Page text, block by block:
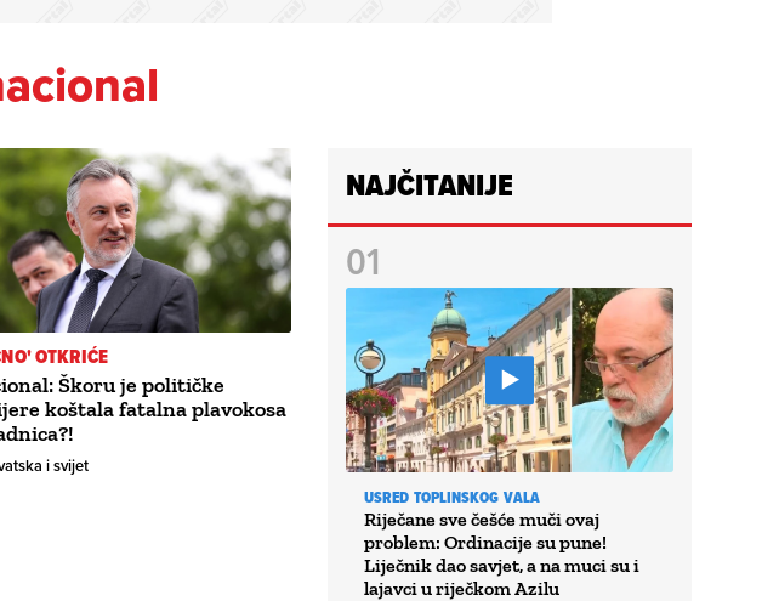
OTKRIĆE
Škoru je političke
koštala fatalna plavokosa
i svijet
NAJČITANIJE
USRED TOPLINSKOG VALA
Riječane sve češće muči ovaj
problem: Ordinacije su pune!
Liječnik dao savjet, a na muci su i
lajavci u riječkom Azilu